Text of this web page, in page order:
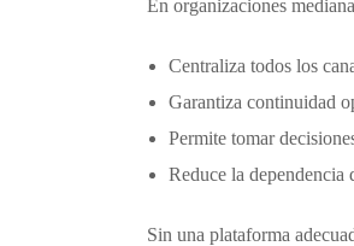
En organizaciones
Centraliza todos los
Garantiza continuidad
Permite tomar
Reduce la dependencia
Sin una plataforma